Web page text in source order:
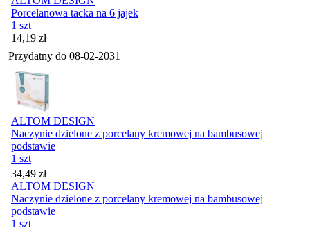
Porcelanowa tacka na 6 jajek
1 szt
Cena
14,19 zł
Przydatny do 08-02-2031
ALTOM DESIGN
Naczynie dzielone z porcelany kremowej na bambusowej
podstawie
1 szt
Cena
34,49 zł
ALTOM DESIGN
Naczynie dzielone z porcelany kremowej na bambusowej
podstawie
1 szt